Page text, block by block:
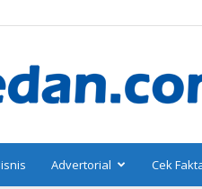
Advertorial Cek